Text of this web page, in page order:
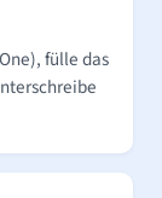
fülle das